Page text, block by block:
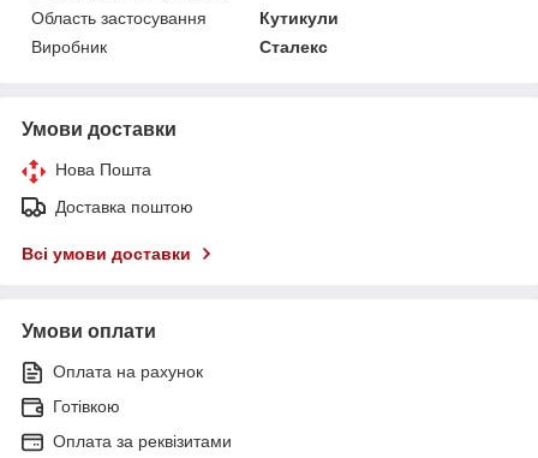
Область застосування
Кутикули
Виробник
Сталекс
Умови доставки
Нова Пошта
Доставка поштою
Всі умови доставки
Умови оплати
Оплата на рахунок
Готівкою
Оплата за реквізитами